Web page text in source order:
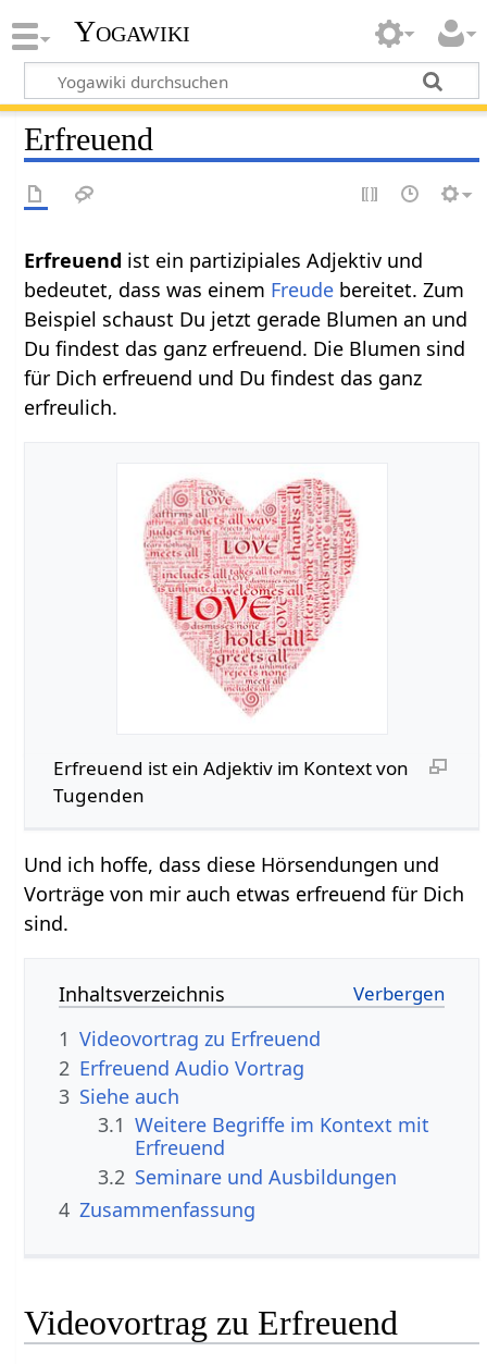
Yogawiki
Erfreuend
Erfreuend ist ein partizipiales Adjektiv und
bedeutet, dass was einem Freude bereitet. Zum
Beispiel schaust Du jetzt gerade Blumen an und
Du findest das ganz erfreuend. Die Blumen sind
für Dich erfreuend und Du findest das ganz
erfreulich.
Erfreuend‏‎ ist ein Adjektiv im Kontext von
Tugenden
Und ich hoffe, dass diese Hörsendungen und
Vorträge von mir auch etwas erfreuend für Dich
sind.
Inhaltsverzeichnis
1
2
Erfreuend‏‎ Audio Vortrag
3 Siehe auch
3.1 Weitere Begriffe im Kontext mit
3.2 Seminare und Ausbildungen
4 Zusammenfassung